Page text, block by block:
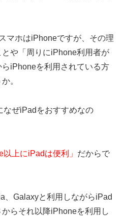
マホはiPhoneですが、その理
や「周りにiPhone利用者が
iPhoneを利用されている方
。
なぜiPadをおすすめなの
以上にiPadは便利」 だからで
、Galaxyと利用しながらiPad
らそれ以降iPhoneを利用し